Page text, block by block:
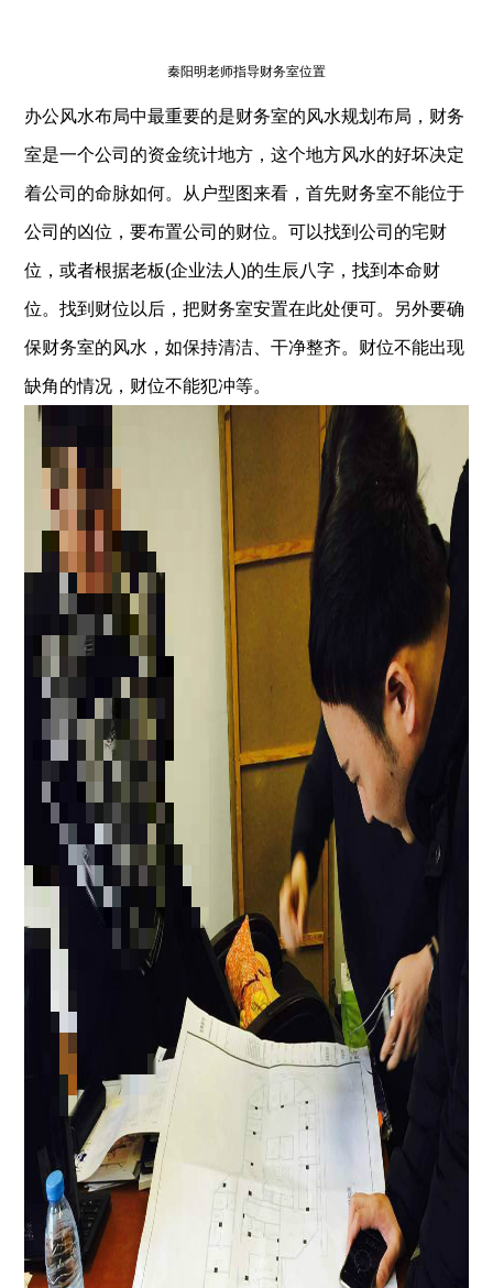
秦阳明老师指导财务室位置
办公风水布局中最重要的是财务室的风水规划布局，财务
室是一个公司的资金统计地方，这个地方风水的好坏决定
着公司的命脉如何。从户型图来看，首先财务室不能位于
公司的凶位，要布置公司的财位。可以找到公司的宅财
位，或者根据老板(企业法人)的生辰八字，找到本命财
位。找到财位以后，把财务室安置在此处便可。另外要确
保财务室的风水，如保持清洁、干净整齐。财位不能出现
缺角的情况，财位不能犯冲等。